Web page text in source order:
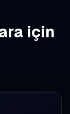
için